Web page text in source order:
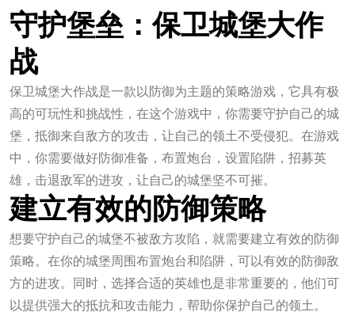
守护堡垒：保卫城堡大作
战
保卫城堡大作战是一款以防御为主题的策略游戏，它具有极
高的可玩性和挑战性，在这个游戏中，你需要守护自己的城
堡，抵御来自敌方的攻击，让自己的领土不受侵犯。在游戏
中，你需要做好防御准备，布置炮台，设置陷阱，招募英
雄，击退敌军的进攻，让自己的城堡坚不可摧。
建立有效的防御策略
想要守护自己的城堡不被敌方攻陷，就需要建立有效的防御
策略。在你的城堡周围布置炮台和陷阱，可以有效的防御敌
方的进攻。同时，选择合适的英雄也是非常重要的，他们可
以提供强大的抵抗和攻击能力，帮助你保护自己的领土。